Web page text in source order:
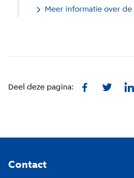
Meer informatie over
Deel deze pagina: FacebookTwitter
Contact